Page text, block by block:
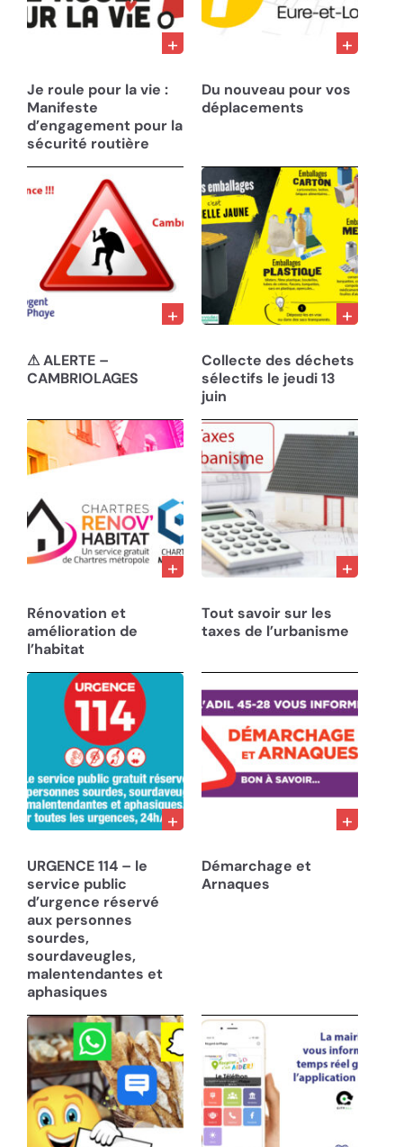
Je roule pour la vie :
Manifeste
d’engagement pour la
sécurité routière
Du nouveau pour vos
déplacements
⚠ ALERTE –
CAMBRIOLAGES
Collecte des déchets
sélectifs le jeudi 13
juin
Rénovation et
amélioration de
l’habitat
Tout savoir sur les
taxes de l’urbanisme
URGENCE 114 – le
service public
d’urgence réservé
aux personnes
sourdes,
sourdaveugles,
malentendantes et
aphasiques
Démarchage et
Arnaques